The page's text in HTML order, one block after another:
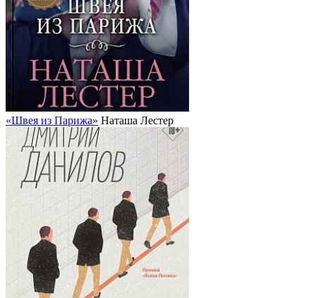
«Швея из Парижа» Наташа Лестер